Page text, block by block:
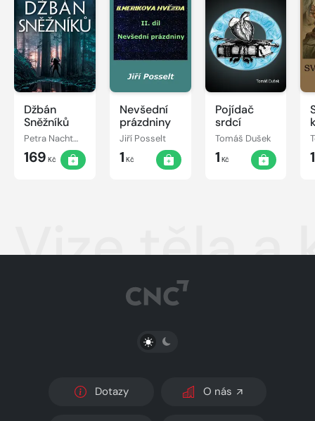
Džbán
Sněžníků
Petra Nachtmanová
169 Kč
Nevšední
prázdniny
Jiří Posselt
1 Kč
Pojídač
srdcí
Tomáš Dušek
1 Kč
Vize těla a
PŘEPNOUT SVĚTLÝ/TMAVÝ REŽIM
Dotazy O nás